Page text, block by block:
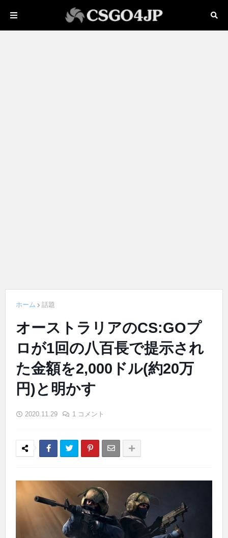
ホーム 話題
オーストラリアのCS:GOプ
ロが1回の八百長で提示され
た金額を2,000ドル(約20万
円)と明かす
2020.11.29 1 コメント